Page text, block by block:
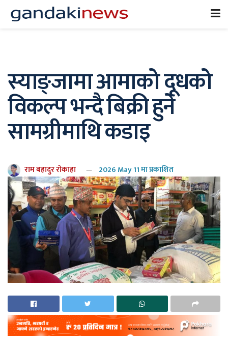
स्याङ्जामा आमाको दूधको
विकल्प भन्दै बिक्री हुने
सामग्रीमाथि कडाइ
राम बहादुर रोकाहा 2026 May 11 मा प्रकाशित